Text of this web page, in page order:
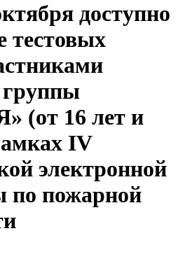
доступно
тестовых
группы
(от 16 лет и
IV
электронной
пожарной